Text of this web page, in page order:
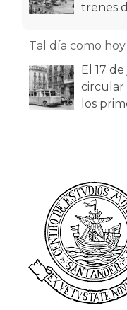
trenes
Tal día como
El 17
circular
los